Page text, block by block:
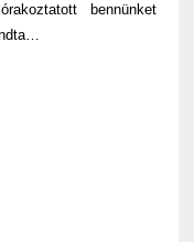
bennünket